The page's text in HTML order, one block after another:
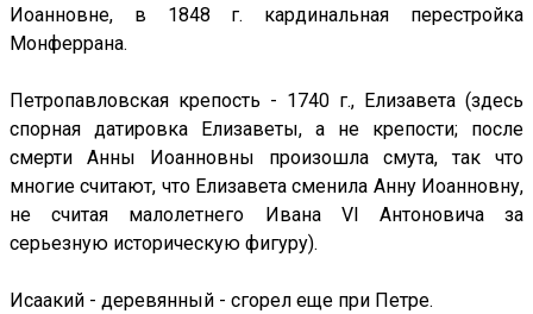
Иоанновне, в 1848 г. кардинальная перестройка
Монферрана.
Петропавловская крепость - 1740 г., Елизавета (здесь
спорная датировка Елизаветы, а не крепости; после
смерти Анны Иоанновны произошла смута, так что
многие считают, что Елизавета сменила Анну Иоанновну,
не считая малолетнего Ивана VI Антоновича за
серьезную историческую фигуру).
Исаакий - деревянный - сгорел еще при Петре.